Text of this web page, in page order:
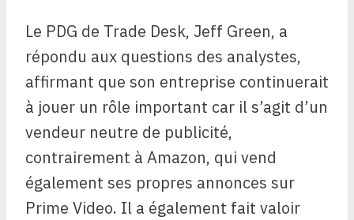
Le PDG de Trade Desk, Jeff Green, a
répondu aux questions des analystes,
affirmant que son entreprise continuerait
à jouer un rôle important car il s’agit d’un
vendeur neutre de publicité,
contrairement à Amazon, qui vend
également ses propres annonces sur
Prime Video. Il a également fait valoir